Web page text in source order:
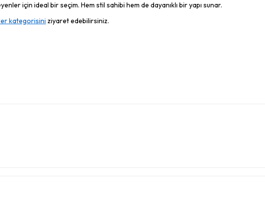
için ideal bir seçim. Hem stil sahibi hem de dayanıklı bir yapı sunar.
kategorisini ziyaret edebilirsiniz.